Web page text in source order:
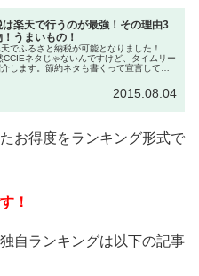
楽天で行うのが最強！その理由3
うまいもの！
でふるさと納税が可能となりました！
CCIEネタじゃないんですけど、タイムリー
します。節約ネタも書くって宣言してま
2015.08.04
お得度をランキング形式で
！
自ランキングは以下の記事